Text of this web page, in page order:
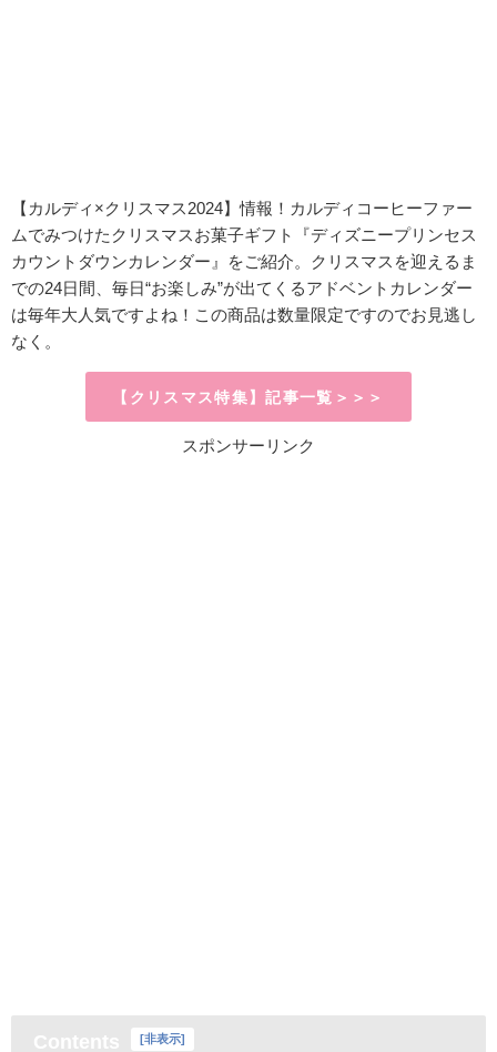
【カルディ×クリスマス2024】情報！ カルディコーヒーファー
ムでみつけたクリスマスお菓子ギフト『ディズニープリンセス
カウントダウンカレンダー』をご紹介。クリスマスを迎えるま
での24日間、毎日“お楽しみ”が出てくるアドベントカレンダー
は毎年大人気ですよね！この商品は数量限定ですのでお見逃し
なく。
【クリスマス特集】記事一覧＞＞＞
スポンサーリンク
非表示